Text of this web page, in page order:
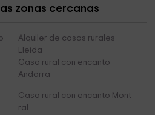
zonas cercanas
Alquiler de casas rurales
Lleida
Casa rural con encanto
Andorra
Casa rural con encanto Mont
ral